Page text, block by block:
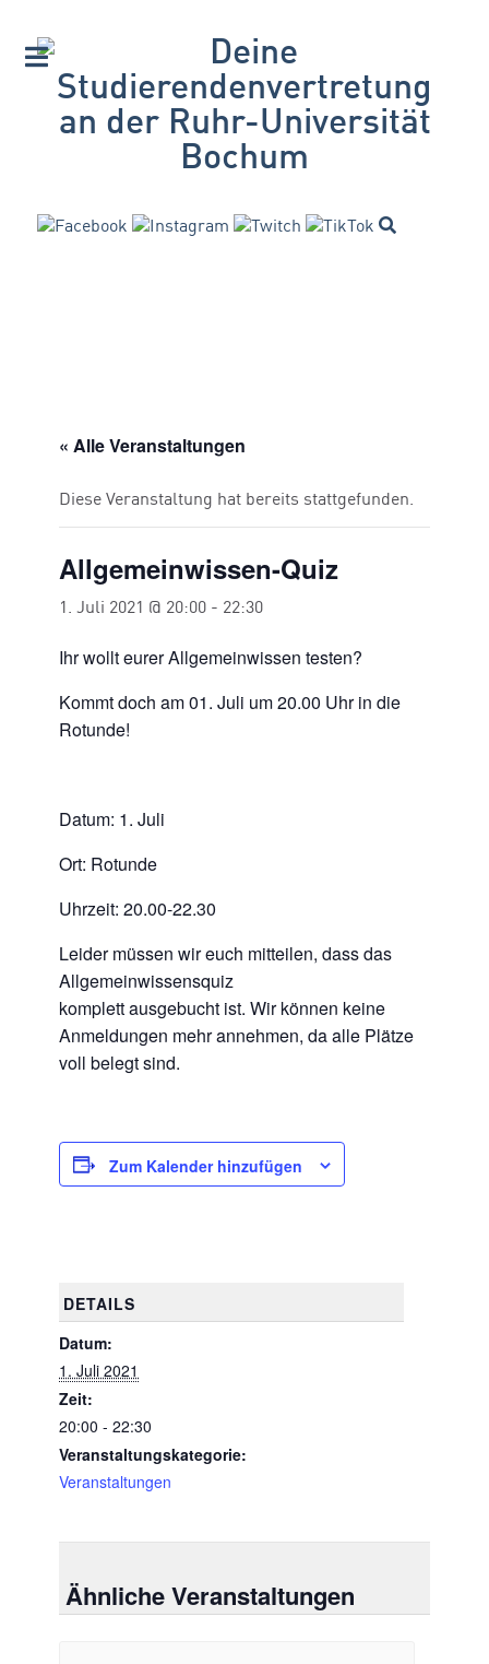
« Alle Veranstaltungen
Diese Veranstaltung hat bereits stattgefunden.
Allgemeinwissen-Quiz
1. Juli 2021 @ 20:00 - 22:30
Ihr wollt eurer Allgemeinwissen testen?
Kommt doch am 01. Juli um 20.00 Uhr in die
Rotunde!
Datum: 1. Juli
Ort: Rotunde
Uhrzeit: 20.00-22.30
Leider müssen wir euch mitteilen, dass das
Allgemeinwissensquiz
komplett ausgebucht ist. Wir können keine
Anmeldungen mehr annehmen, da alle Plätze
voll belegt sind.
Zum Kalender hinzufügen
DETAILS
Datum:
1. Juli 2021
Zeit:
20:00 - 22:30
Veranstaltungskategorie:
Veranstaltungen
Ähnliche Veranstaltungen